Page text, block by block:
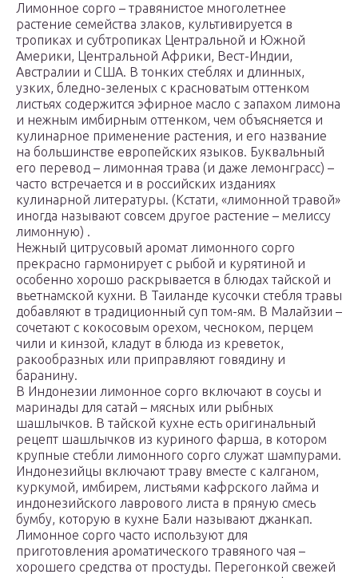
Лимонное сорго – травянистое многолетнее
растение семейства злаков, культивируется в
тропиках и субтропиках Центральной и Южной
Америки, Центральной Африки, Вест-Индии,
Австралии и США. В тонких стеблях и длинных,
узких, бледно-зеленых с красноватым оттенком
листьях содержится эфирное масло с запахом лимона
и нежным имбирным оттенком, чем объясняется и
кулинарное применение растения, и его название
на большинстве европейских языков. Буквальный
его перевод – лимонная трава (и даже лемонграсс) –
часто встречается и в российских изданиях
кулинарной литературы. (Кстати, «лимонной травой»
иногда называют совсем другое растение – мелиссу
лимонную) .
Нежный цитрусовый аромат лимонного сорго
прекрасно гармонирует с рыбой и курятиной и
особенно хорошо раскрывается в блюдах тайской и
вьетнамской кухни. В Таиланде кусочки стебля травы
добавляют в традиционный суп том-ям. В Малайзии –
сочетают с кокосовым орехом, чесноком, перцем
чили и кинзой, кладут в блюда из креветок,
ракообразных или приправляют говядину и
баранину.
В Индонезии лимонное сорго включают в соусы и
маринады для сатай – мясных или рыбных
шашлычков. В тайской кухне есть оригинальный
рецепт шашлычков из куриного фарша, в котором
крупные стебли лимонного сорго служат шампурами.
Индонезийцы включают траву вместе с калганом,
куркумой, имбирем, листьями кафрского лайма и
индонезийского лаврового листа в пряную смесь
бумбу, которую в кухне Бали называют джанкап.
Лимонное сорго часто используют для
приготовления ароматического травяного чая –
хорошего средства от простуды. Перегонкой свежей